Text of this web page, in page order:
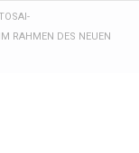
RAHMEN DES NEUEN